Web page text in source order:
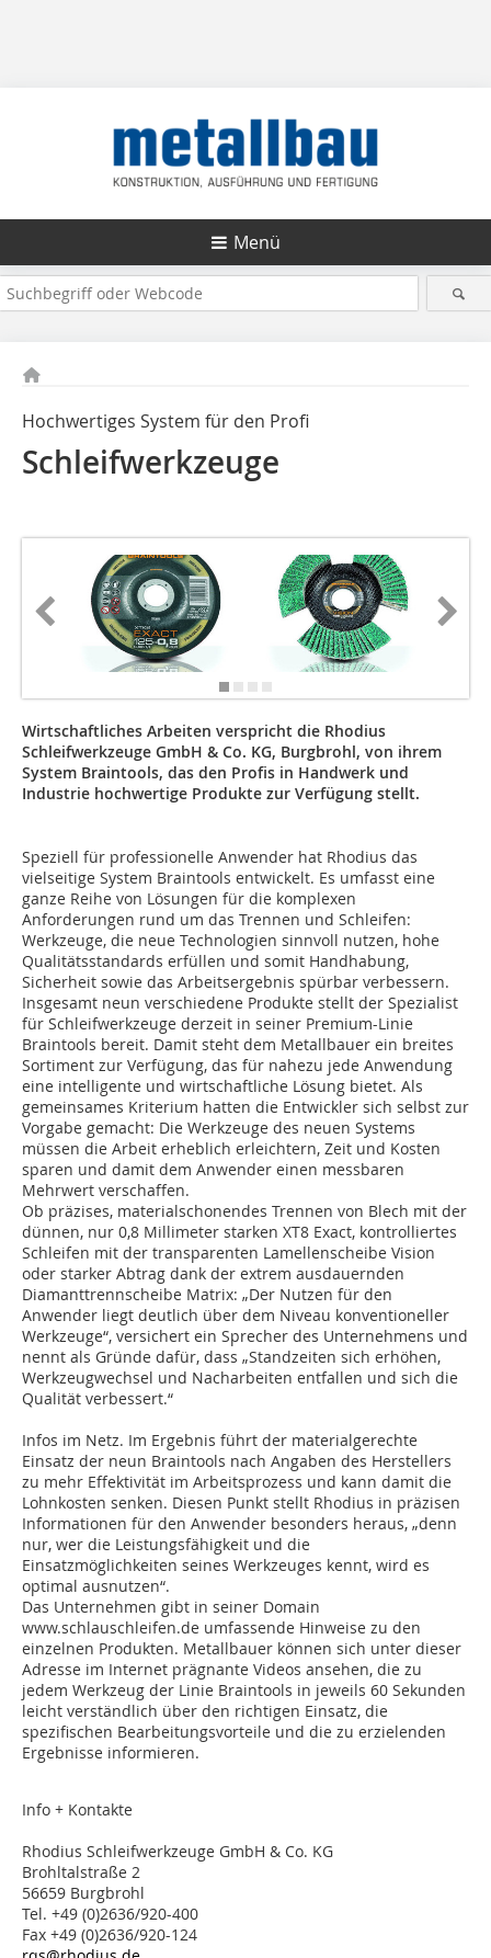
Menü
Hochwertiges System für den Profi
Schleifwerkzeuge
Wirtschaftliches Arbeiten verspricht die Rhodius
Schleifwerkzeuge GmbH & Co. KG, Burgbrohl, von ihrem
System Braintools, das den Profis in Handwerk und
Industrie hochwertige Produkte zur Verfügung stellt.
Speziell für professionelle Anwender hat Rhodius das
vielseitige System Braintools entwickelt. Es umfasst eine
ganze Reihe von Lösungen für die komplexen
Anforderungen rund um das Trennen und Schleifen:
Werkzeuge, die neue Technologien sinnvoll nutzen, hohe
Qualitätsstandards erfüllen und somit Handhabung,
Sicherheit sowie das Arbeitsergebnis spürbar verbessern.
Insgesamt neun verschiedene Produkte stellt der Spezialist
für Schleifwerkzeuge derzeit in seiner Premium-Linie
Braintools bereit. Damit steht dem Metallbauer ein breites
Sortiment zur Verfügung, das für nahezu jede Anwendung
eine intelligente und wirtschaftliche Lösung bietet. Als
gemeinsames Kriterium hatten die Entwickler sich selbst zur
Vorgabe gemacht: Die Werkzeuge des neuen Systems
müssen die Arbeit erheblich erleichtern, Zeit und Kosten
sparen und damit dem Anwender einen messbaren
Mehrwert verschaffen.
Ob präzises, materialschonendes Trennen von Blech mit der
dünnen, nur 0,8 Millimeter starken XT8 Exact, kontrolliertes
Schleifen mit der transparenten Lamellenscheibe Vision
oder starker Abtrag dank der extrem ausdauernden
Diamanttrennscheibe Matrix: „Der Nutzen für den
Anwender liegt deutlich über dem Niveau konventioneller
Werkzeuge“, versichert ein Sprecher des Unternehmens und
nennt als Gründe dafür, dass „Standzeiten sich erhöhen,
Werkzeugwechsel und Nacharbeiten entfallen und sich die
Qualität verbessert.“
Infos im Netz. Im Ergebnis führt der materialgerechte
Einsatz der neun Braintools nach Angaben des Herstellers
zu mehr Effektivität im Arbeitsprozess und kann damit die
Lohnkosten senken. Diesen Punkt stellt Rhodius in präzisen
Informationen für den Anwender besonders heraus, „denn
nur, wer die Leistungsfähigkeit und die
Einsatzmöglichkeiten seines Werkzeuges kennt, wird es
optimal ausnutzen“.
Das Unternehmen gibt in seiner Domain
www.schlauschleifen.de umfassende Hinweise zu den
einzelnen Produkten. Metallbauer können sich unter dieser
Adresse im Internet prägnante Videos ansehen, die zu
jedem Werkzeug der Linie Braintools in jeweils 60 Sekunden
leicht verständlich über den richtigen Einsatz, die
spezifischen Bearbeitungsvorteile und die zu erzielenden
Ergebnisse informieren.
Info + Kontakte
Rhodius Schleifwerkzeuge GmbH & Co. KG
Brohltalstraße 2
56659 Burgbrohl
Tel. +49 (0)2636/920-400
Fax +49 (0)2636/920-124